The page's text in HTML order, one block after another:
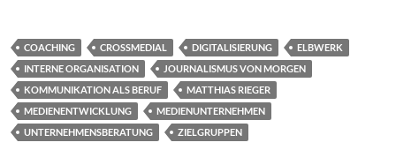
COACHING CROSSMEDIAL DIGITALISIERUNG
ELBWERK
INTERNE ORGANISATION
JOURNALISMUS VON MORGEN
KOMMUNIKATION ALS BERUF
MATTHIAS RIEGER
MEDIENENTWICKLUNG
MEDIENUNTERNEHMEN
UNTERNEHMENSBERATUNG
ZIELGRUPPEN